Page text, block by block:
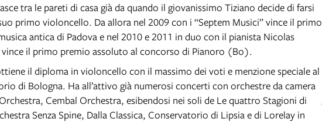
tra le pareti di casa già da quando il giovanissimo Tiziano decide di farsi
primo violoncello. Da allora nel 2009 con i “Septem Musici” vince il primo
antica di Padova e nel 2010 e 2011 in duo con il pianista Nicolas
il primo premio assoluto al concorso di Pianoro (Bo).
il diploma in violoncello con il massimo dei voti e menzione speciale al
di Bologna. Ha all’attivo già numerosi concerti con orchestre da camera
Cembal Orchestra, esibendosi nei soli de Le quattro Stagioni di
Senza Spine, Dalla Classica, Conservatorio di Lipsia e di Lorelay in